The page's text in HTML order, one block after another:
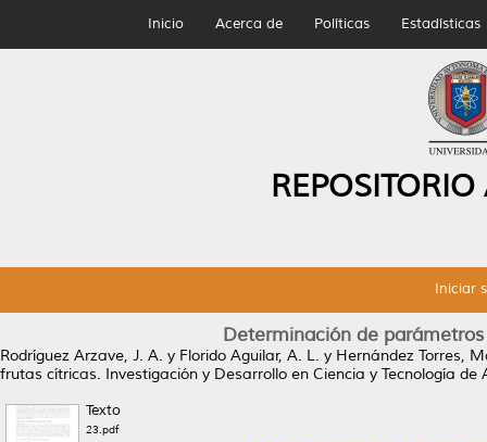
Inicio Acerca de Políticas Estadísticas
Iniciar
Determinación de
Rodríguez Arzave, J. A. y Florido Aguilar, A. L. y Hernández Torres,
frutas cítricas. Investigación y Desarrollo en Ciencia y Tecnología de
Texto
23.pdf